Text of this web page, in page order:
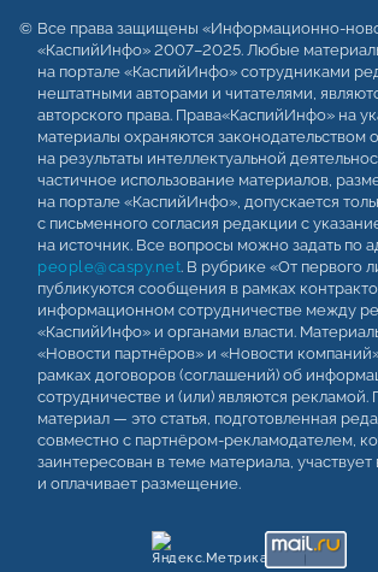
Все права защищены «Информационно-
«КаспийИнфо» 2007–2025. Любые
на портале «КаспийИнфо» сотрудниками
нештатными авторами и читателями,
авторского права. Права«КаспийИнфо» на
материалы охраняются законодательством
на результаты интеллектуальной
частичное использование материалов,
на портале «КаспийИнфо», допускается
с письменного согласия редакции с
на источник. Все вопросы можно задать по
people@caspy.net. В рубрике «От первого
публикуются сообщения в рамках
информационном сотрудничестве между
«КаспийИнфо» и органами власти.
«Новости партнёров» и «Новости
рамках договоров (соглашений) об
сотрудничестве и (или) являются рекламой.
материал — это статья, подготовленная
совместно с партнёром-рекламодателем,
заинтересован в теме материала, участвует
и оплачивает размещение.